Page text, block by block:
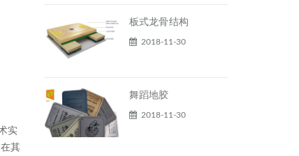
实
其
板式龙骨结构
2018-11-30
舞蹈地胶
2018-11-30